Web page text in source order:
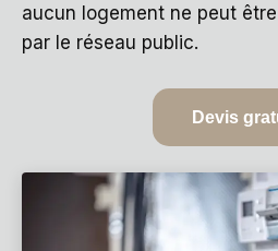
aucun logement ne peut
par le réseau public.
Devis